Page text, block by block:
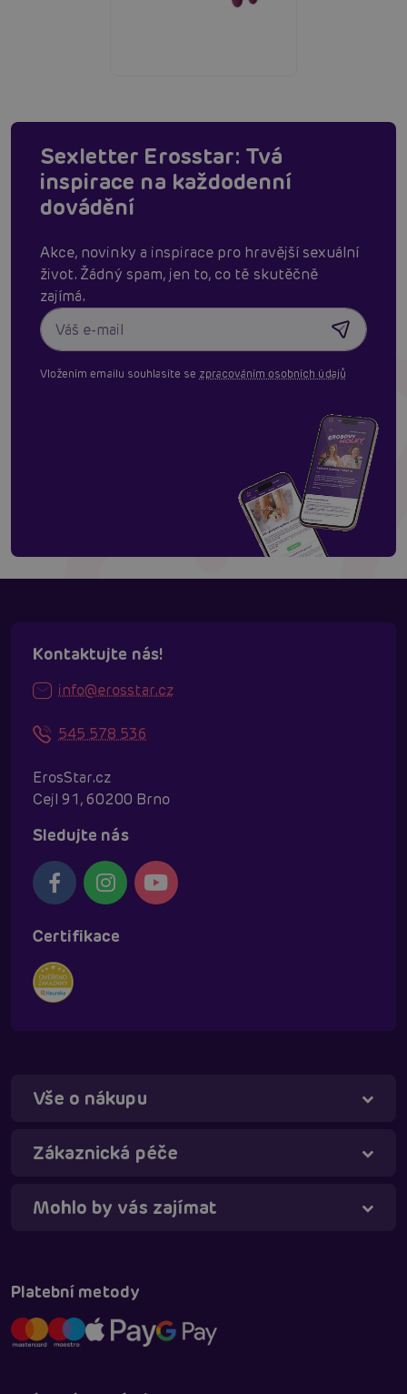
Sexletter Erosstar: Tvá
inspirace na každodenní
dovádění
Akce, novinky a inspirace pro hravější sexuální
život. Žádný spam, jen to, co tě skutěčně
zajímá.
Vložením emailu souhlasíte se zpracováním osobních údajů
Kontaktujte nás!
info@erosstar.cz
545 578 536
ErosStar.cz
Cejl 91, 60200 Brno
Sledujte nás
Certifikace
Vše o nákupu
Zákaznická péče
Mohlo by vás zajímat
Platební metody
Táňa - virtuální asistentka